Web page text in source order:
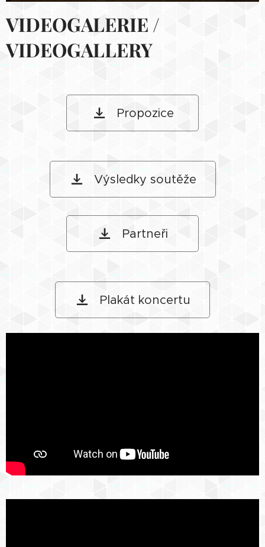
VIDEOGALERIE /
VIDEOGALLERY
Propozice
Výsledky soutěže
Partneři
Plakát koncertu